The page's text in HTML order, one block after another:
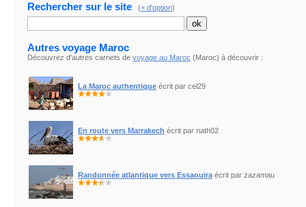
Rechercher sur le site (+ d'option)
Autres voyage Maroc
Découvrez d'autres carnets de voyage au Maroc (Maroc) à découvrir :
La Maroc authentique écrit par cel29
En route vers Marrakech écrit par nath02
Randonnée atlantique vers Essaouira écrit par zazamau